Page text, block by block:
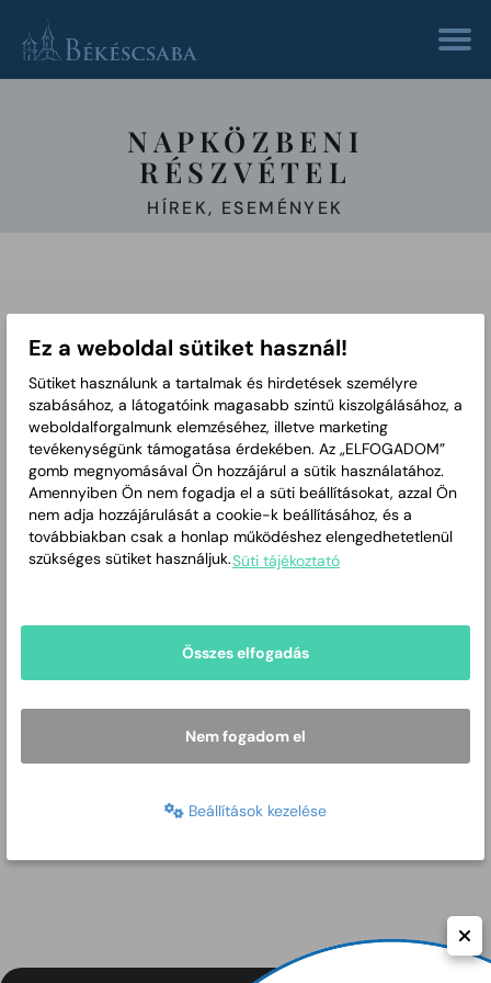
NAPKÖZBENI
RÉSZVÉTEL
HÍREK, ESEMÉNYEK
Ez a weboldal sütiket használ!
Sütiket használunk a tartalmak és hirdetések személyre
szabásához, a látogatóink magasabb szintű kiszolgálásához, a
weboldalforgalmunk elemzéséhez, illetve marketing
tevékenységünk támogatása érdekében. Az „ELFOGADOM”
gomb megnyomásával Ön hozzájárul a sütik használatához.
Amennyiben Ön nem fogadja el a süti beállításokat, azzal Ön
nem adja hozzájárulását a cookie-k beállításához, és a
továbbiakban csak a honlap működéshez elengedhetetlenül
szükséges sütiket használjuk.Süti tájékoztató
Összes elfogadás
Nem fogadom el
Beállítások kezelése